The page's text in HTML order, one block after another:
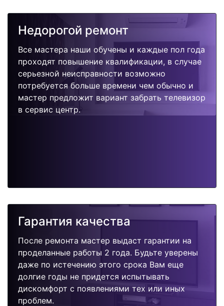
Недорогой ремонт
Все мастера наши обучены и каждые пол года
проходят повышение квалификации, в случае
серьезной неисправности возможно
потребуется больше времени чем обычно и
мастер предложит вариант забрать телевизор
в сервис центр.
Гарантия качества
После ремонта мастер выдаст гарантии на
проделанные работы 2 года. Будьте уверены
даже по истечению этого срока Вам еще
долгие годы не придется испытывать
дискомфорт с появлениями тех или иных
проблем.